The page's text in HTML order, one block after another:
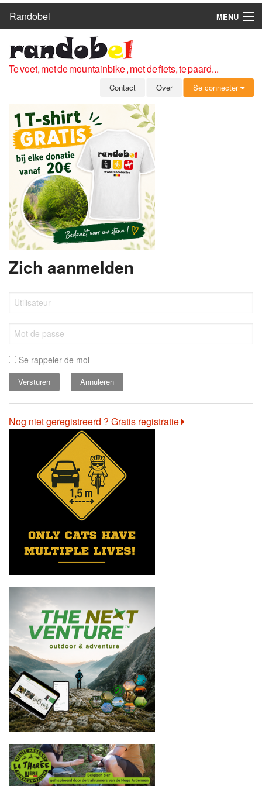
Randobel
MENU
ROUTES
CLUBS
OVER
LEDEN
ZICH AANMELDEN
GRATIS REGISTRATIE
WACHTWOORD VERGETEN
Te voet, met de mountainbike , met de fiets, te paard...
Contact Over Se connecter
Zich aanmelden
Se rappeler de moi
Annuleren
Nog niet geregistreerd ? Gratis registratie